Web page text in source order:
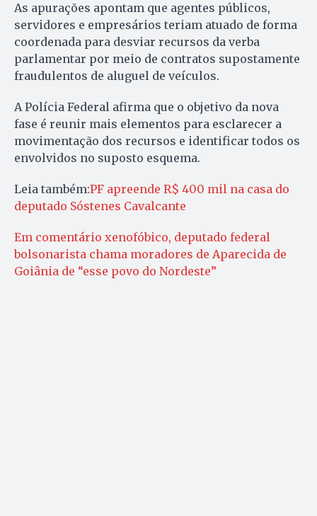
As apurações apontam que agentes públicos,
servidores e empresários teriam atuado de forma
coordenada para desviar recursos da verba
parlamentar por meio de contratos supostamente
fraudulentos de aluguel de veículos.
A Polícia Federal afirma que o objetivo da nova
fase é reunir mais elementos para esclarecer a
movimentação dos recursos e identificar todos os
envolvidos no suposto esquema.
Leia também:PF apreende R$ 400 mil na casa do
deputado Sóstenes Cavalcante
Em comentário xenofóbico, deputado federal
bolsonarista chama moradores de Aparecida de
Goiânia de “esse povo do Nordeste”